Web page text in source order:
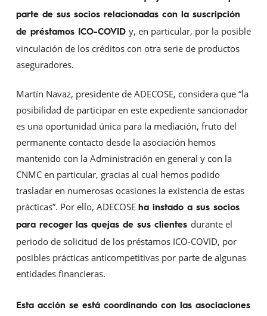
parte de sus socios relacionadas con la suscripción
de préstamos ICO-COVID y, en particular, por la posible
vinculación de los créditos con otra serie de productos
aseguradores.
Martín Navaz, presidente de ADECOSE, considera que “la
posibilidad de participar en este expediente sancionador
es una oportunidad única para la mediación, fruto del
permanente contacto desde la asociación hemos
mantenido con la Administración en general y con la
CNMC en particular, gracias al cual hemos podido
trasladar en numerosas ocasiones la existencia de estas
prácticas”. Por ello, ADECOSE ha instado a sus socios
para recoger las quejas de sus clientes durante el
periodo de solicitud de los préstamos ICO-COVID, por
posibles prácticas anticompetitivas por parte de algunas
entidades financieras.
Esta acción se está coordinando con las asociaciones